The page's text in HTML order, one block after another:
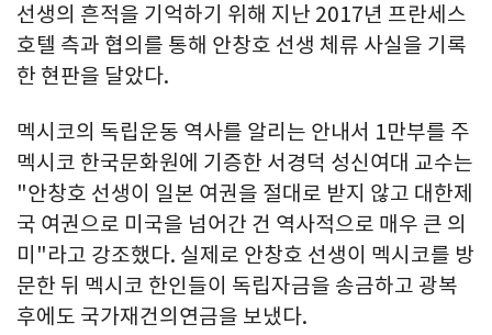
선생의 흔적을 기억하기 위해 지난 2017년 프란세스
호텔 측과 협의를 통해 안창호 선생 체류 사실을 기록
한 현판을 달았다.
멕시코의 독립운동 역사를 알리는 안내서 1만부를 주
멕시코 한국문화원에 기증한 서경덕 성신여대 교수는
"안창호 선생이 일본 여권을 절대로 받지 않고 대한제
국 여권으로 미국을 넘어간 건 역사적으로 매우 큰 의
미"라고 강조했다. 실제로 안창호 선생이 멕시코를 방
문한 뒤 멕시코 한인들이 독립자금을 송금하고 광복
후에도 국가재건의연금을 보냈다.